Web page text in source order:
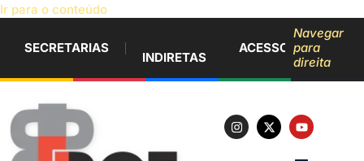
Ir para o conteúdo
SECRETARIAS
INDIRETAS
ACESSO À
Navegar
para
direita